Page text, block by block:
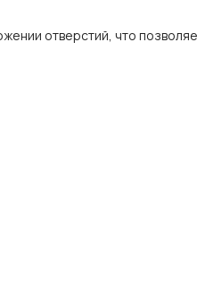
отверстий, что